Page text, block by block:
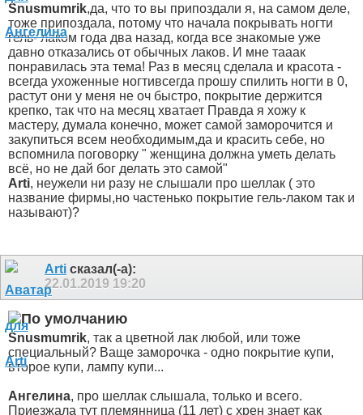
Snusmumrik,да, что то вы припоздали я, на самом деле,
тоже припоздала, потому что начала покрывать ногти
гель- лаком года два назад, когда все знакомые уже
давно отказались от обычных лаков. И мне тааак
понравилась эта тема! Раз в месяц сделала и красота -
всегда ухоженные ногтивсегда прошу спилить ногти в 0,
растут они у меня не оч быстро, покрытие держится
крепко, так что на месяц хватает Правда я хожу к
мастеру, думала конечно, может самой заморочится и
закупиться всем необходимым,да и красить себе, но
вспомнила поговорку " женщина должна уметь делать
всё, но не дай бог делать это самой"
Arti, неужели ни разу не слышали про шеллак ( это
название фирмы,но частенько покрытие гель-лаком так и
называют)?
Arti сказал(-а):
22.01.2019 19:20
Snusmumrik, так а цветной лак любой, или тоже
специальный? Ваще заморочка - одно покрытие купи,
второе купи, лампу купи...
Ангелина, про шеллак слышала, только и всего.
Приезжала тут племянница (11 лет) с хрен знает как